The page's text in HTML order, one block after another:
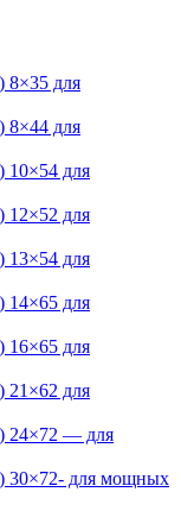
8×35 для
8×44 для
10×54 для
12×52 для
13×54 для
14×65 для
16×65 для
21×62 для
24×72 — для
30×72- для мощных